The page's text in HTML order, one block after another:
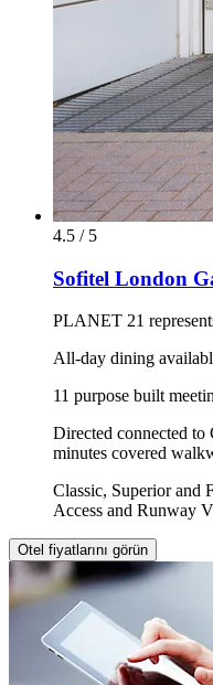
4.5 / 5
Sofitel London
PLANET 21
All-day dining
11 purpose built
Directed connected
minutes covered
Classic, Superior and
Access and Runway
Otel fiyatlarını görün